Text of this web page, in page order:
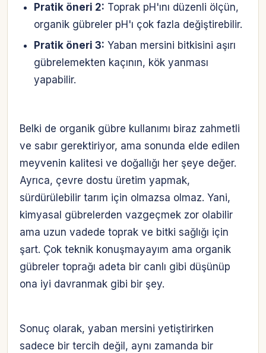
Pratik öneri 2: Toprak pH'ını düzenli ölçün,
organik gübreler pH'ı çok fazla değiştirebilir.
Pratik öneri 3: Yaban mersini bitkisini aşırı
gübrelemekten kaçının, kök yanması
yapabilir.
Belki de organik gübre kullanımı biraz zahmetli
ve sabır gerektiriyor, ama sonunda elde edilen
meyvenin kalitesi ve doğallığı her şeye değer.
Ayrıca, çevre dostu üretim yapmak,
sürdürülebilir tarım için olmazsa olmaz. Yani,
kimyasal gübrelerden vazgeçmek zor olabilir
ama uzun vadede toprak ve bitki sağlığı için
şart. Çok teknik konuşmayayım ama organik
gübreler toprağı adeta bir canlı gibi düşünüp
ona iyi davranmak gibi bir şey.
Sonuç olarak, yaban mersini yetiştirirken
sadece bir tercih değil, aynı zamanda bir